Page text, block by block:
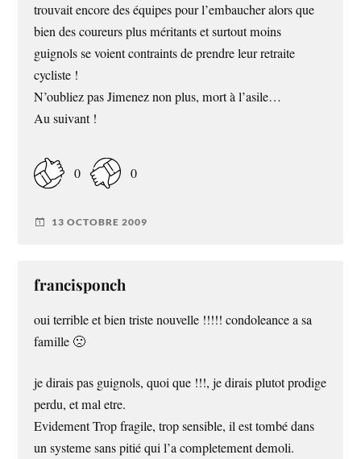
trouvait encore des équipes pour l’embaucher alors que
bien des coureurs plus méritants et surtout moins
guignols se voient contraints de prendre leur retraite
cycliste !
N’oubliez pas Jimenez non plus, mort à l’asile…
Au suivant !
0 0
13 OCTOBRE 2009
francisponch
oui terrible et bien triste nouvelle !!!!! condoleance a sa
famille 🙁
je dirais pas guignols, quoi que !!!, je dirais plutot prodige
perdu, et mal etre.
Evidement Trop fragile, trop sensible, il est tombé dans
un systeme sans pitié qui l’a completement demoli.